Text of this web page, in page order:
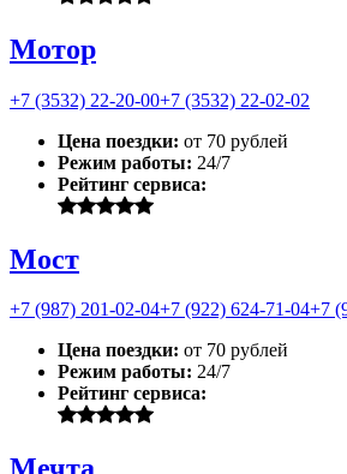
Мотор
+7 (3532) 22-20-00+7 (3532) 22-02-02
Цена поездки: от 70 рублей
Режим работы: 24/7
Рейтинг сервиса:
Мост
+7 (987) 201-02-04+7 (922) 624-71-04+7
Цена поездки: от 70 рублей
Режим работы: 24/7
Рейтинг сервиса: